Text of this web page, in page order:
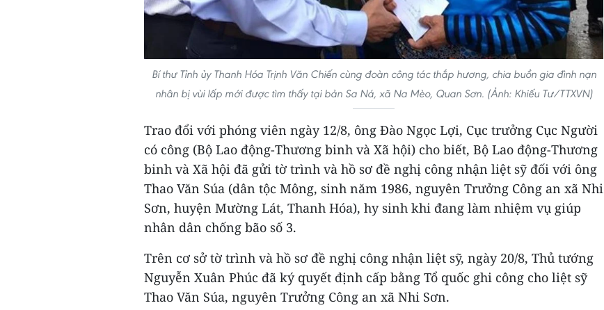
Bí thư Tỉnh ủy Thanh Hóa Trịnh Văn Chiến cùng đoàn công tác thắp hương, chia buồn gia đình nạn
nhân bị vùi lấp mới được tìm thấy tại bản Sa Ná, xã Na Mèo, Quan Sơn. (Ảnh: Khiếu Tư/TTXVN)
Trao đổi với phóng viên ngày 12/8, ông Đào Ngọc Lợi, Cục trưởng Cục Người
có công (Bộ Lao động-Thương binh và Xã hội) cho biết, Bộ Lao động-Thương
binh và Xã hội đã gửi tờ trình và hồ sơ đề nghị công nhận liệt sỹ đối với ông
Thao Văn Súa (dân tộc Mông, sinh năm 1986, nguyên Trưởng Công an xã Nhi
Sơn, huyện Mường Lát, Thanh Hóa), hy sinh khi đang làm nhiệm vụ giúp
nhân dân chống bão số 3.
Trên cơ sở tờ trình và hồ sơ đề nghị công nhận liệt sỹ, ngày 20/8, Thủ tướng
Nguyễn Xuân Phúc đã ký quyết định cấp bằng Tổ quốc ghi công cho liệt sỹ
Thao Văn Súa, nguyên Trưởng Công an xã Nhi Sơn.